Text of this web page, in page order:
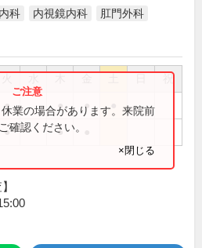
科 内視鏡内科 肛門外科
祝
● ● ●
● ●
業の場合があります。来院前
確認ください。
×閉じる